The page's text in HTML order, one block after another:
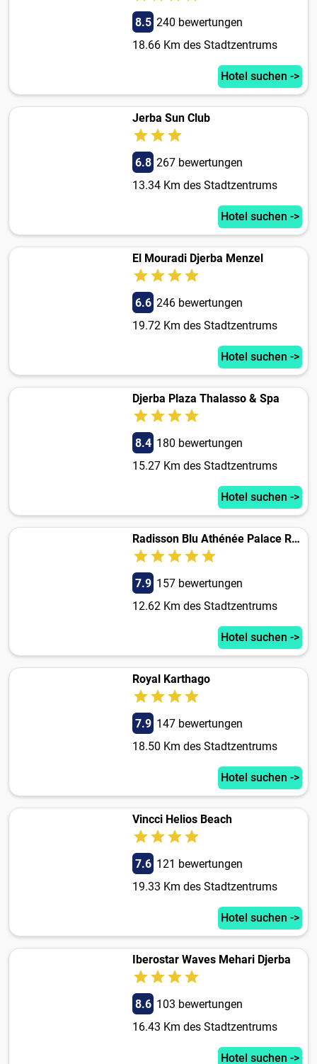
8.5 240 bewertungen
18.66 Km des Stadtzentrums
Hotel suchen ->
Jerba Sun Club
6.8 267 bewertungen
13.34 Km des Stadtzentrums
Hotel suchen ->
El Mouradi Djerba Menzel
6.6 246 bewertungen
19.72 Km des Stadtzentrums
Hotel suchen ->
Djerba Plaza Thalasso & Spa
8.4 180 bewertungen
15.27 Km des Stadtzentrums
Hotel suchen ->
Radisson Blu Athénée Palace Resort & Thalasso, Djerba
7.9 157 bewertungen
12.62 Km des Stadtzentrums
Hotel suchen ->
Royal Karthago
7.9 147 bewertungen
18.50 Km des Stadtzentrums
Hotel suchen ->
Vincci Helios Beach
7.6 121 bewertungen
19.33 Km des Stadtzentrums
Hotel suchen ->
Iberostar Waves Mehari Djerba
8.6 103 bewertungen
16.43 Km des Stadtzentrums
Hotel suchen ->